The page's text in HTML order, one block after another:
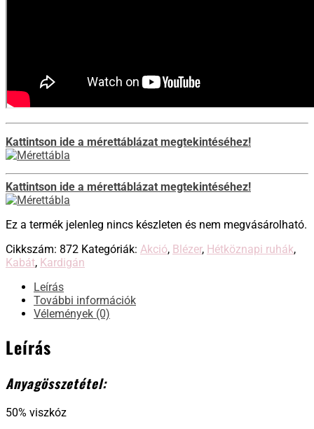
Kattintson ide a mérettáblázat megtekintéséhez!
Kattintson ide a mérettáblázat megtekintéséhez!
Ez a termék jelenleg nincs készleten és nem megvásárolható.
Cikkszám: 872 Kategóriák: Akció, Blézer, Hétköznapi ruhák,
Kabát, Kardigán
Leírás
További információk
Vélemények (0)
Leírás
Anyagösszetétel:
50% viszkóz